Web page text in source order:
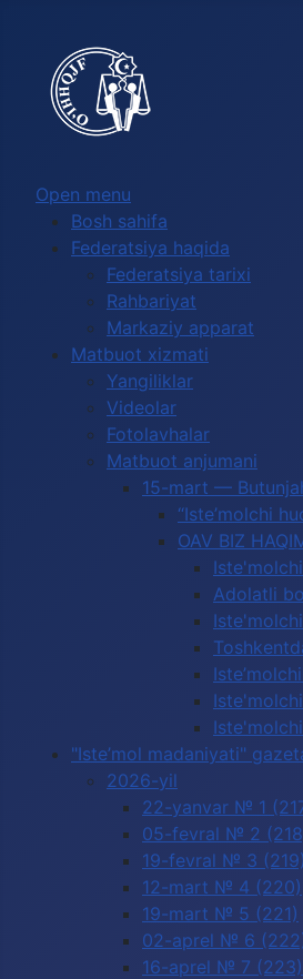
Open menu
Bosh sahifa
Federatsiya haqida
Federatsiya tarixi
Rahbariyat
Markaziy apparat
Matbuot xizmati
Yangiliklar
Videolar
Fotolavhalar
Matbuot anjumani
15-mart —
“Iste’molchi
OAV BIZ
Adolatli
"Iste’mol madaniyati"
2026-yil
22-yanvar № 1
05-fevral № 2
19-fevral № 3 (219)
12-mart № 4 (220)
19-mart № 5 (221)
02-aprel № 6
16-aprel № 7 (223)